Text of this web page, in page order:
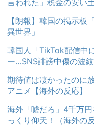
言われた」税金の安い
【朗報】韓国の掲示板
異世界」
韓国人「TikTok配信中
ー…SNS誹謗中傷の波紋
期待値は凄かったのに
アニメ【海外の反応】
海外「嘘だろ」4千万
っくり仰天！（海外の反